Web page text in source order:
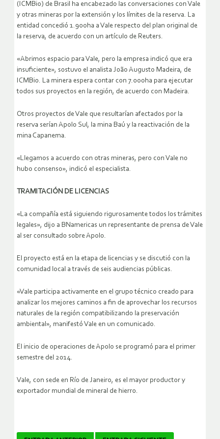
(ICMBio) de Brasil ha encabezado las conversaciones con Vale
y otras mineras por la extensión y los límites de la reserva. La
entidad concedió 1.900ha a Vale respecto del plan original de
la reserva, de acuerdo con un artículo de Reuters.
«Abrimos espacio para Vale, pero la empresa indicó que era
insuficiente», sostuvo el analista João Augusto Madeira, de
ICMBio. La minera espera contar con 7.000ha para ejecutar
todos sus proyectos en la región, de acuerdo con Madeira.
Otros proyectos de Vale que resultarían afectados por la
reserva serían Apolo Sul, la mina Baú y la reactivación de la
mina Capanema.
«Llegamos a acuerdo con otras mineras, pero con Vale no
hubo consenso», indicó el especialista.
TRAMITACIÓN DE LICENCIAS
«La compañía está siguiendo rigurosamente todos los trámites
legales», dijo a BNamericas un representante de prensa de Vale
al ser consultado sobre Apolo.
El proyecto está en la etapa de licencias y se discutió con la
comunidad local a través de seis audiencias públicas.
«Vale participa activamente en el grupo técnico creado para
analizar los mejores caminos a fin de aprovechar los recursos
naturales de la región compatibilizando la preservación
ambiental», manifestó Vale en un comunicado.
El inicio de operaciones de Apolo se programó para el primer
semestre del 2014.
Vale, con sede en Río de Janeiro, es el mayor productor y
exportador mundial de mineral de hierro.